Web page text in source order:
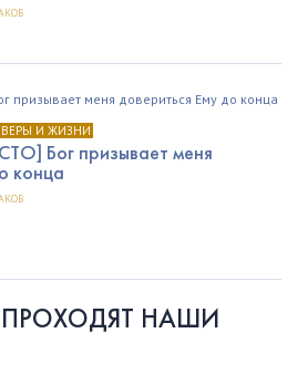
И ЖИЗНИ
Бог призывает меня
конца
ПРОХОДЯТ НАШИ